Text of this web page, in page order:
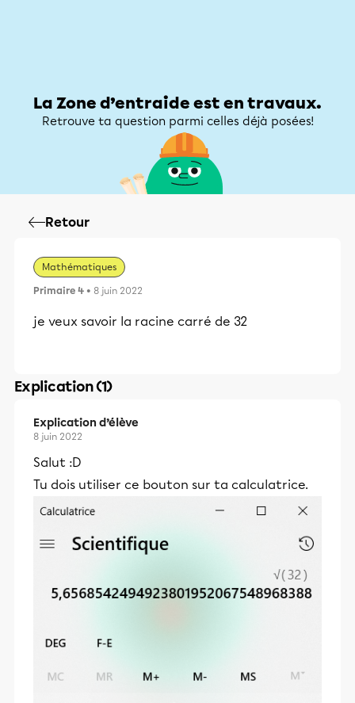
La Zone d’entraide est en travaux.
Retrouve ta question parmi celles déjà posées!
Retour
Mathématiques
Primaire 4 • 8 juin 2022
je veux savoir la racine carré de 32
Explication (1)
Explication d’élève
8 juin 2022
Salut :D
Tu dois utiliser ce bouton sur ta calculatrice.